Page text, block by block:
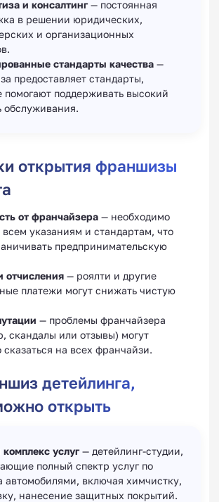
и консалтинг— постоянная
в решении юридических,
и организационных
стандарты качества —
предоставляет стандарты,
помогают поддерживать высокий
обслуживания.
открытия франшизы
от франчайзера — необходимо
всем указаниям и стандартам, что
предпринимательскую
отчисления — роялти и другие
платежи могут снижать чистую
— проблемы франчайзера
скандалы или отзывы) могут
сказаться на всех франчайзи.
детейлинга,
открыть
услуг— детейлинг-студии,
полный спектр услуг по
автомобилями, включая химчистку,
нанесение защитных покрытий.